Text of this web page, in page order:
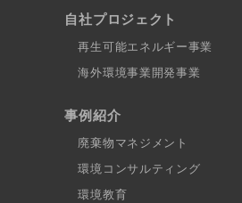
自社プロジェクト
再生可能エネルギー事業
海外環境事業開発事業
事例紹介
廃棄物マネジメント
環境コンサルティング
環境教育